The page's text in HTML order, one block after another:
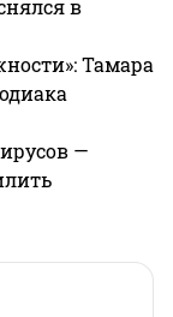
в
Тамара
—